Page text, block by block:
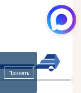
Принять